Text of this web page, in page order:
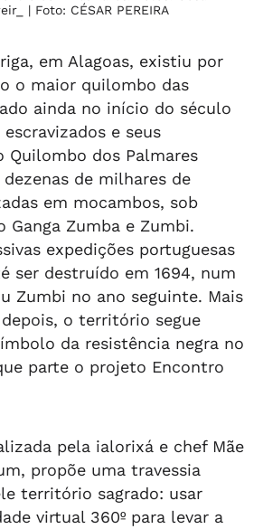
| Foto: CÉSAR PEREIRA
em Alagoas, existiu por
o maior quilombo das
ainda no início do século
e seus
Quilombo dos Palmares
de milhares de
em mocambos, sob
Ganga Zumba e Zumbi.
expedições portuguesas
ser destruído em 1694, num
Zumbi no ano seguinte. Mais
o território segue
da resistência negra no
parte o projeto Encontro
pela ialorixá e chef Mãe
propõe uma travessia
território sagrado: usar
virtual 360º para levar a